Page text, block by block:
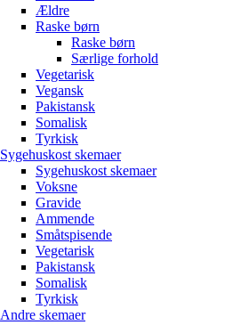
Ældre
Raske børn
Raske børn
Særlige forhold
Vegetarisk
Vegansk
Pakistansk
Somalisk
Tyrkisk
Sygehuskost skemaer
Sygehuskost skemaer
Voksne
Gravide
Ammende
Småtspisende
Vegetarisk
Pakistansk
Somalisk
Tyrkisk
Andre skemaer